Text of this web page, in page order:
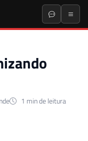
1 min de leitura